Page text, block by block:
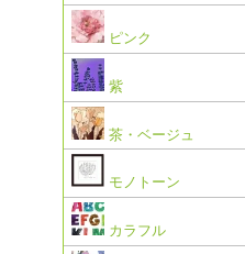
ピンク
紫
茶・ベージュ
モノトーン
カラフル